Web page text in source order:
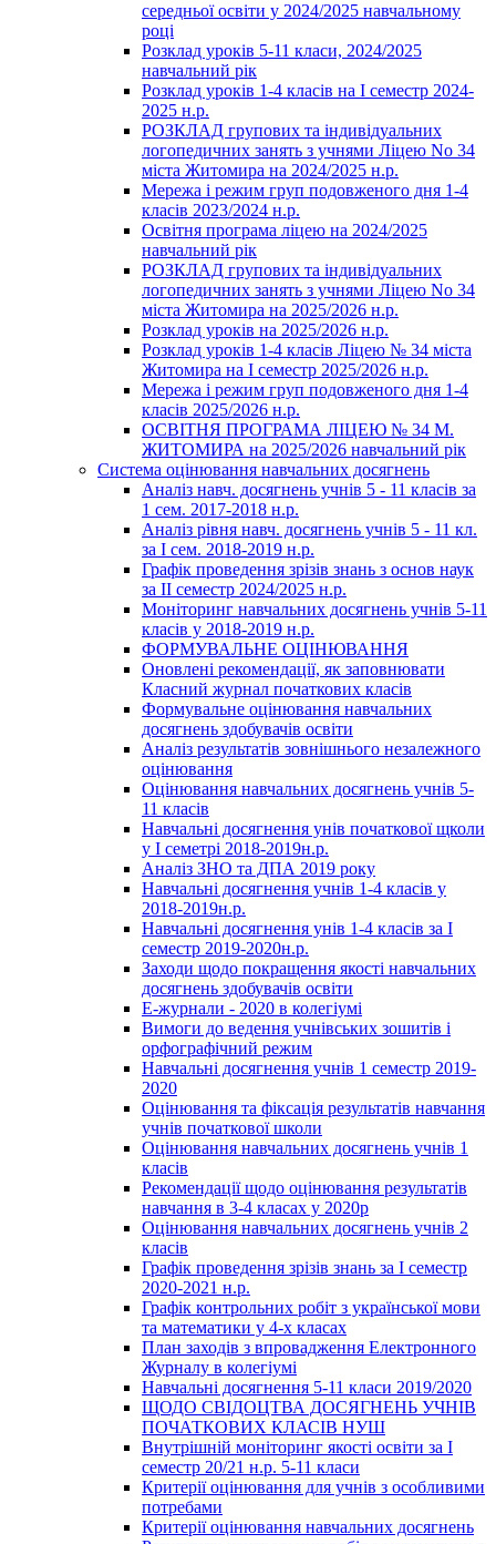
середньої освіти у 2024/2025 навчальному
році
Розклад уроків 5-11 класи, 2024/2025
навчальний рік
Розклад уроків 1-4 класів на І семестр 2024-
2025 н.р.
РОЗКЛАД групових та індивідуальних
логопедичних занять з учнями Ліцею No 34
міста Житомира на 2024/2025 н.р.
Мережа і режим груп подовженого дня 1-4
класів 2023/2024 н.р.
Освітня програма ліцею на 2024/2025
навчальний рік
РОЗКЛАД групових та індивідуальних
логопедичних занять з учнями Ліцею No 34
міста Житомира на 2025/2026 н.р.
Розклад уроків на 2025/2026 н.р.
Розклад уроків 1-4 класів Ліцею № 34 міста
Житомира на І семестр 2025/2026 н.р.
Мережа і режим груп подовженого дня 1-4
класів 2025/2026 н.р.
ОСВІТНЯ ПРОГРАМА ЛІЦЕЮ № 34 М.
ЖИТОМИРА на 2025/2026 навчальний рік
Система оцінювання навчальних досягнень
Аналіз навч. досягнень учнів 5 - 11 класів за
1 сем. 2017-2018 н.р.
Аналіз рівня навч. досягнень учнів 5 - 11 кл.
за І сем. 2018-2019 н.р.
Графік проведення зрізів знань з основ наук
за ІІ семестр 2024/2025 н.р.
Моніторинг навчальних досягнень учнів 5-11
класів у 2018-2019 н.р.
ФОРМУВАЛЬНЕ ОЦІНЮВАННЯ
Оновлені рекомендації, як заповнювати
Класний журнал початкових класів
Формувальне оцінювання навчальних
досягнень здобувачів освіти
Аналіз результатів зовнішнього незалежного
оцінювання
Оцінювання навчальних досягнень учнів 5-
11 класів
Навчальні досягнення унів початкової щколи
у І семетрі 2018-2019н.р.
Аналіз ЗНО та ДПА 2019 року
Навчальні досягнення учнів 1-4 класів у
2018-2019н.р.
Навчальні досягнення унів 1-4 класів за І
семестр 2019-2020н.р.
Заходи щодо покращення якості навчальних
досягнень здобувачів освіти
Е-журнали - 2020 в колегіумі
Вимоги до ведення учнівських зошитів і
орфографічний режим
Навчальні досягнення учнів 1 семестр 2019-
2020
Оцінювання та фіксація результатів навчання
учнів початкової школи
Оцінювання навчальних досягнень учнів 1
класів
Рекомендації щодо оцінювання результатів
навчання в 3-4 класах у 2020р
Оцінювання навчальних досягнень учнів 2
класів
Графік проведення зрізів знань за І семестр
2020-2021 н.р.
Графік контрольних робіт з української мови
та математики у 4-х класах
План заходів з впровадження Електронного
Журналу в колегіумі
Навчальні досягнення 5-11 класи 2019/2020
ЩОДО СВІДОЦТВА ДОСЯГНЕНЬ УЧНІВ
ПОЧАТКОВИХ КЛАСІВ НУШ
Внутрішній моніторинг якості освіти за І
семестр 20/21 н.р. 5-11 класи
Критерії оцінювання для учнів з особливими
потребами
Критерії оцінювання навчальних досягнень